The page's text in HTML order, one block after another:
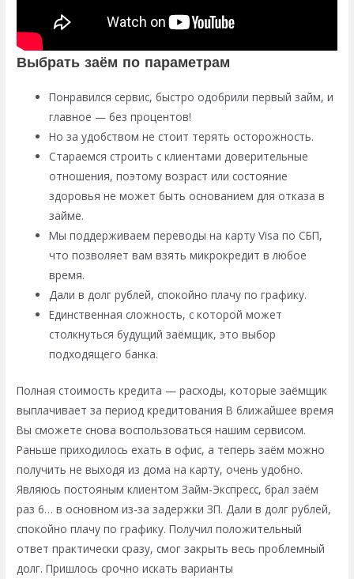
Выбрать заём по параметрам
Понравился сервис, быстро одобрили первый займ, и
главное — без процентов!
Но за удобством не стоит терять осторожность.
Стараемся строить с клиентами доверительные
отношения, поэтому возраст или состояние
здоровья не может быть основанием для отказа в
займе.
Мы поддерживаем переводы на карту Visa по СБП,
что позволяет вам взять микрокредит в любое
время.
Дали в долг рублей, спокойно плачу по графику.
Единственная сложность, с которой может
столкнуться будущий заёмщик, это выбор
подходящего банка.
Полная стоимость кредита — расходы, которые заёмщик
выплачивает за период кредитования В ближайшее время
Вы сможете снова воспользоваться нашим сервисом.
Раньше приходилось ехать в офис, а теперь заём можно
получить не выходя из дома на карту, очень удобно.
Являюсь постояным клиентом Займ-Экспресс, брал заём
раз 6… в основном из-за задержки ЗП. Дали в долг рублей,
спокойно плачу по графику. Получил положительный
ответ практически сразу, смог закрыть весь проблемный
долг. Пришлось срочно искать варианты